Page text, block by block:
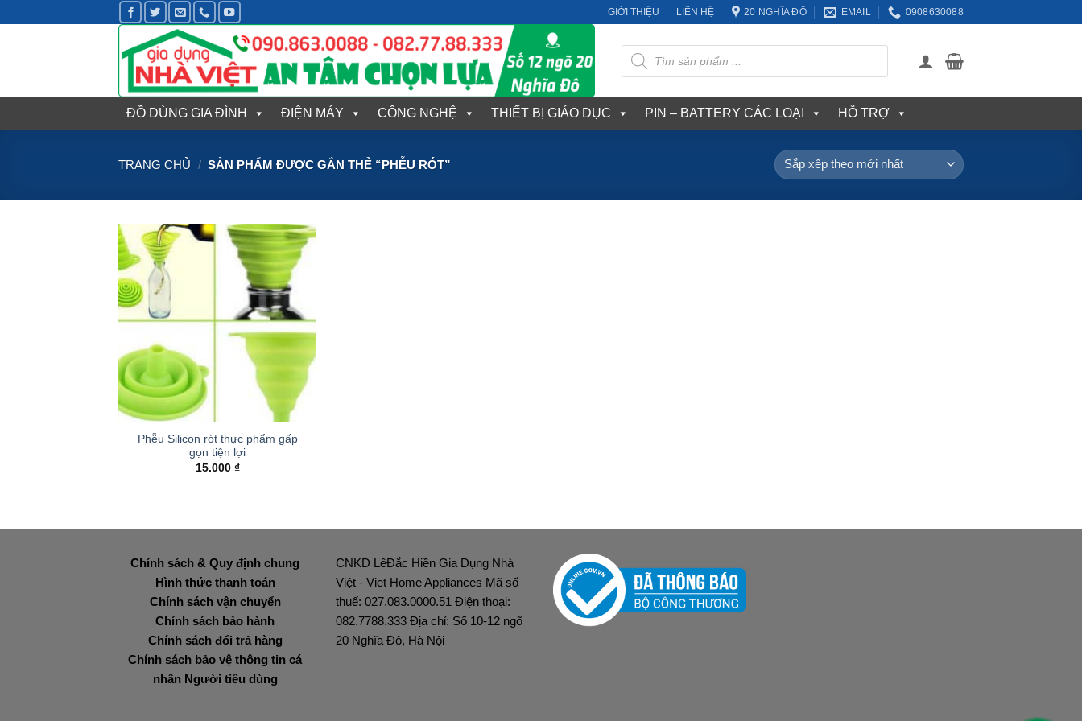
qua
GIỚI THIỆU LIÊN HỆ 20 NGHĨA ĐÔ EMAIL 0908630088
Tìm
kiếm
sản
phẩm
ĐỒ DÙNG GIA ĐÌNH ĐIỆN MÁY CÔNG NGHỆ THIẾT BỊ GIÁO DỤC PIN – BATTERY CÁC LOẠI HỖ TRỢ
TRANG CHỦ / SẢN PHẨM ĐƯỢC GẮN THẺ “PHỄU RÓT”
Phễu Silicon rót thực phẩm gấp
gọn tiện lợi
15.000 ₫
Chính sách & Quy định chung
Hình thức thanh toán
Chính sách vận chuyển
Chính sách bảo hành
Chính sách đổi trả hàng
Chính sách bảo vệ thông tin cá
nhân Người tiêu dùng
CNKD LêĐắc Hiền Gia Dụng Nhà
Việt - Viet Home Appliances Mã số
thuế: 027.083.0000.51 Điện thoại:
082.7788.333 Địa chỉ: Số 10-12 ngõ
20 Nghĩa Đô, Hà Nội